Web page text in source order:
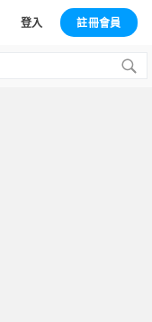
登入 註冊會員